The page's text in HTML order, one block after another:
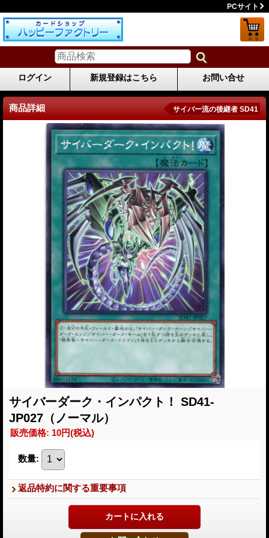
PCサイト
ログイン 新規登録はこちら お問い合せ
商品詳細 サイバー流の後継者 SD41
サイバーダーク・インパクト！ SD41-
JP027（ノーマル）
販売価格: 10円(税込)
数量:
返品特約に関する重要事項